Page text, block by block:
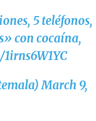
5 teléfonos,
con cocaína,
March 9,